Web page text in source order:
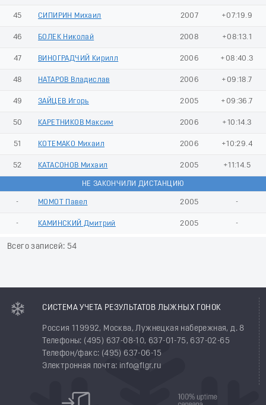
45 СИПИРИН Михаил 2007 +07:19.9
46 БОЛЕК Николай 2008 +08:13.1
47 ВИНОГРАДЧИЙ Кирилл 2006 +08:40.3
48 НАТАРОВ Владислав 2006 +09:18.7
49 ЗАЙЦЕВ Игорь 2005 +09:36.7
50 КАРЕТНИКОВ Максим 2006 +10:14.3
51 КОТЕМАКО Михаил 2006 +10:29.4
52 КАТАСОНОВ Михаил 2005 +11:14.5
НЕ ЗАКОНЧИЛИ ДИСТАНЦИЮ
- МОМОТ Павел 2005 -
- КАМИНСКИЙ Дмитрий 2005 -
Всего записей: 54
СИСТЕМА УЧЕТА РЕЗУЛЬТАТОВ ЛЫЖНЫХ ГОНОК
Россия 119992, Москва, Лужнецкая набережная, д. 8
Телефоны: (495) 637-08-10, 637-01-75, 637-02-65
Телефон/факс: (495) 637-06-15
Электронная почта: info@flgr.ru